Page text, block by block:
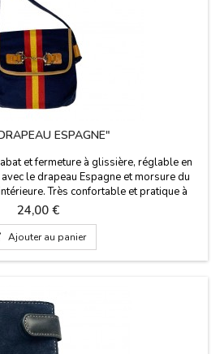
ESPAGNE"
et fermeture à glissière, réglable en
le drapeau Espagne et morsure du
Très confortable et pratique à
le style. Dimensions: 20 cm x 20 cm
Prix
24,00 €
Ajouter au panier